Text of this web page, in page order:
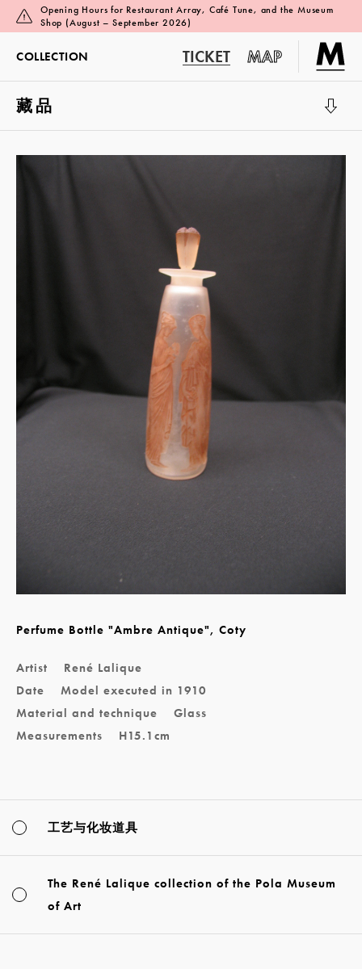
Opening Hours for Restaurant Array, Café Tune, and the Museum
Shop (August – September 2026)
COLLECTION TICKET MAP
藏品
Perfume Bottle "Ambre Antique", Coty
Artist
René Lalique
Date
Model executed in 1910
Material and technique
Glass
Measurements
H15.1cm
工艺与化妆道具
The René Lalique collection of the Pola Museum
of Art